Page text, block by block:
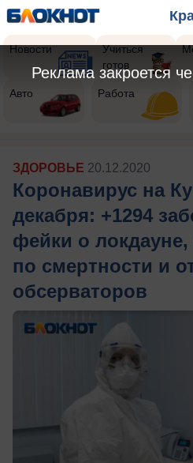
Новости
Учиться
готов
Авто Работа
ЗДОРОВЬЕ 20.12.2020
Коронавирус на
декабря: +1294
фейки о
по смертности и
обсерваторов
Реклама закроется